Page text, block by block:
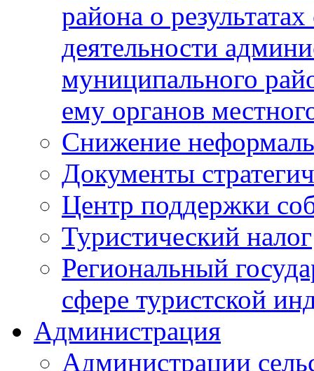
района о
деятельности
муниципального
ему органов
Снижение
Документы
Центр поддержки
Туристический налог
Региональный
сфере туристской
Администрация
Администрации